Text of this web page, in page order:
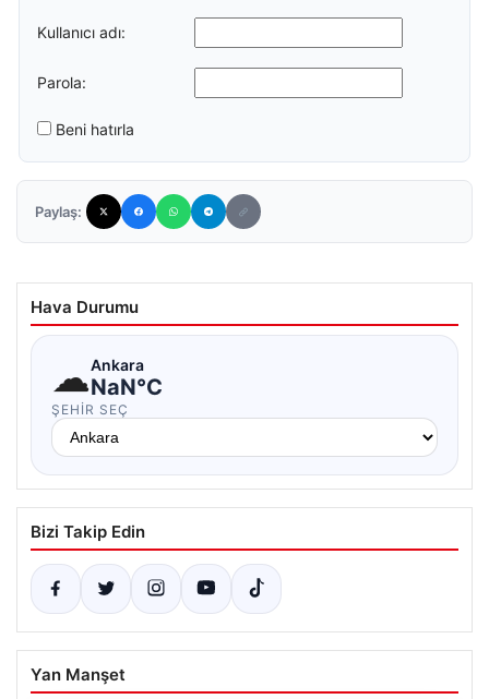
Kullanıcı adı:
Parola:
Beni hatırla
Paylaş:
Hava Durumu
☁Ankara
NaN°C
ŞEHIR SEÇ
Bizi Takip Edin
Yan Manşet